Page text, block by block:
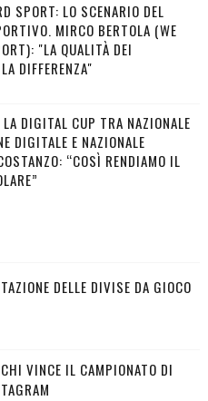
SPORT: LO SCENARIO DEL
MIRCO BERTOLA (WE
"LA QUALITÀ DEI
DIFFERENZA"
DIGITAL CUP TRA NAZIONALE
DIGITALE E NAZIONALE
“COSÌ RENDIAMO IL
DELLE DIVISE DA GIOCO
VINCE IL CAMPIONATO DI